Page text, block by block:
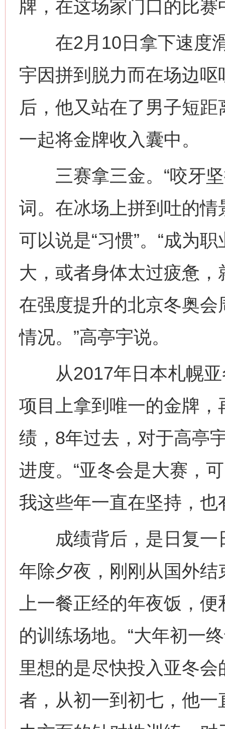
牌，在这场家门口的比赛
在2月10日拿下速度滑
宇因拼到脱力而在场边
后，他又站在了男子短
一起将金牌收入囊中。
三赛拿三金。“咬牙坚
词。在冰场上拼到吐的
可以说是“习惯”。“成为
大，或者身体太过疲惫
在强度提升的北京冬奥会
情况。”高亭宇说。
从2017年日本札幌亚
项目上拿到唯一的金牌
绩，8年过去，对于高亭
进度。“亚冬会是大赛，
我这些年一直在坚持，也
成绩背后，是日复一
年除夕夜，刚刚从国外
上一餐正经的年夜饭，
的训练场地。“大年初一
里想的是尽快投入亚冬
者，从初一到初七，他